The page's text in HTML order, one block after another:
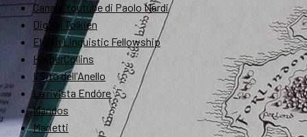
Canale Youtube di Paolo Nardi
Digital Tolkien
Elvish Linguistic Fellowship
HarperCollins
Il Sito dell'Anello
La rivista Endóre
Mandos
Marietti